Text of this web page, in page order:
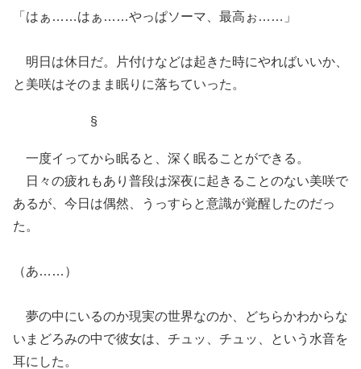
「はぁ……はぁ……やっぱソーマ、最高ぉ……」
明日は休日だ。片付けなどは起きた時にやればいいか、
と美咲はそのまま眠りに落ちていった。
§
一度イってから眠ると、深く眠ることができる。
日々の疲れもあり普段は深夜に起きることのない美咲で
あるが、今日は偶然、うっすらと意識が覚醒したのだっ
た。
（あ……）
夢の中にいるのか現実の世界なのか、どちらかわからな
いまどろみの中で彼女は、チュッ、チュッ、という水音を
耳にした。